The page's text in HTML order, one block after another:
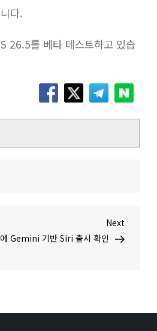
다.
26.5를 베타 테스트하고 있습
Post
Next
Gemini 기반 Siri 출시 확인